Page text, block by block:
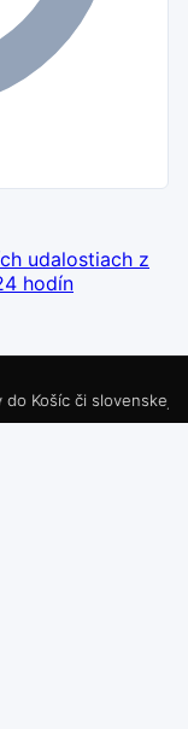
udalostiach z
hodín
či slovenskej školy.